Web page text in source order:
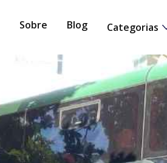
Sobre Blog Categorias